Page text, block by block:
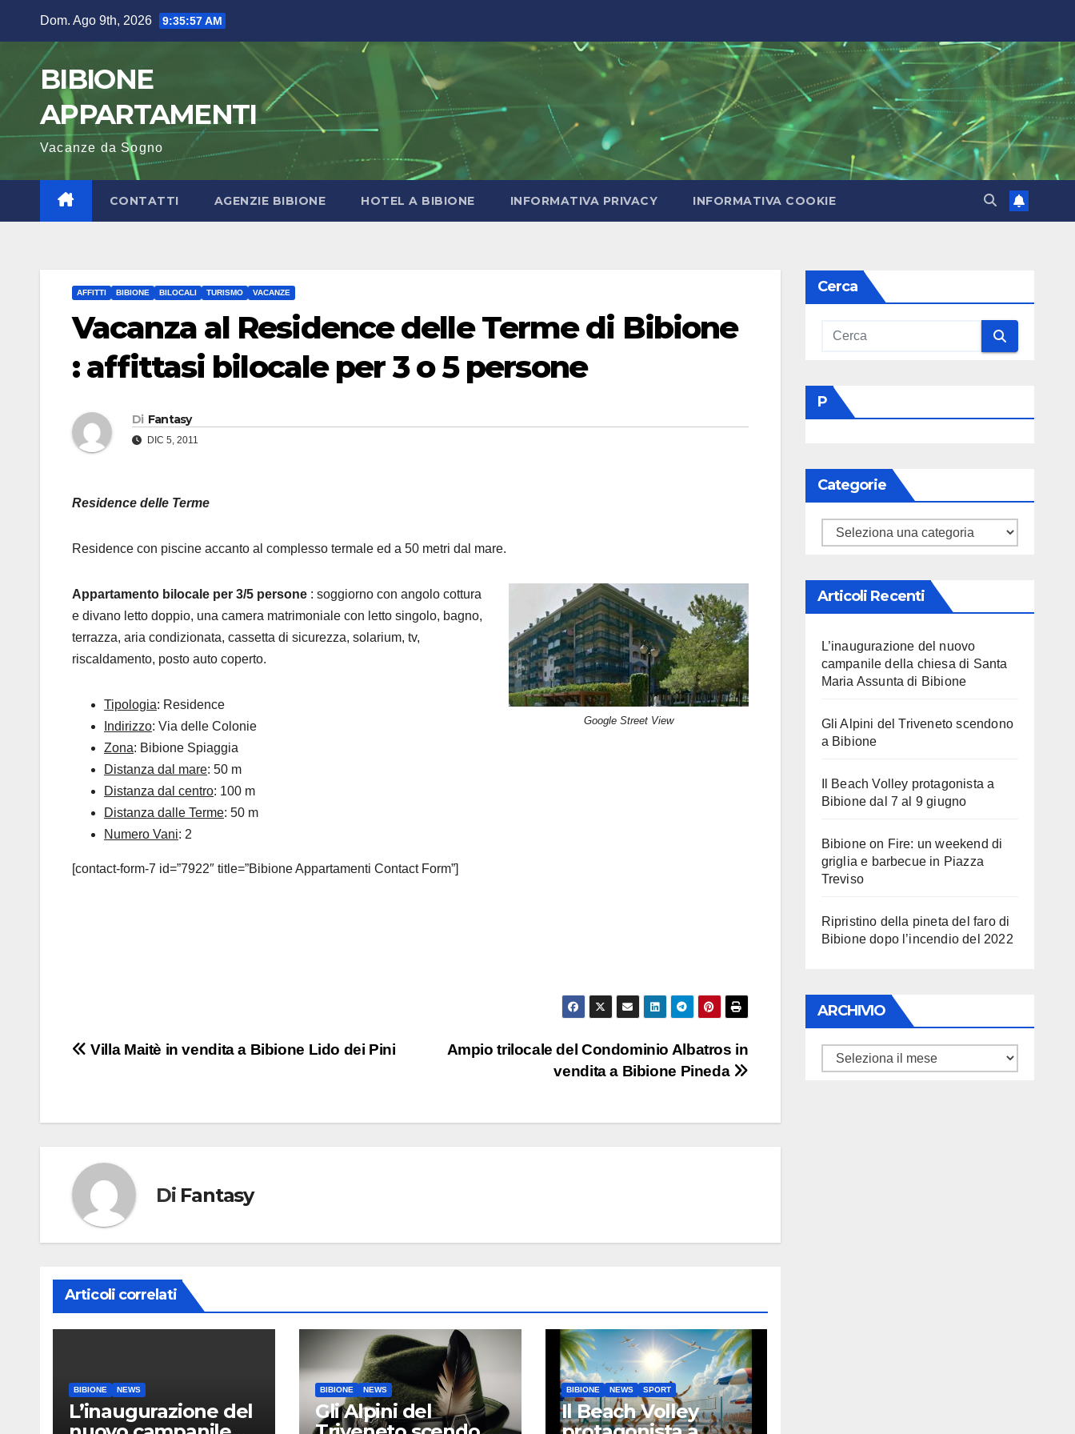
contenuto
Dom. Ago 9th, 2026 9:35:58 AM
BIBIONE
APPARTAMENTI
Vacanze da Sogno
CONTATTI AGENZIE BIBIONE HOTEL A BIBIONE INFORMATIVA PRIVACY INFORMATIVA COOKIE
AFFITTI BIBIONE BILOCALI TURISMO VACANZE
Vacanza al Residence delle Terme di Bibione
: affittasi bilocale per 3 o 5 persone
Di Fantasy
DIC 5, 2011
Residence delle Terme
Residence con piscine accanto al complesso termale ed a 50 metri dal mare.
Google Street View
Appartamento bilocale per 3/5 persone : soggiorno con angolo cottura
e divano letto doppio, una camera matrimoniale con letto singolo, bagno,
terrazza, aria condizionata, cassetta di sicurezza, solarium, tv,
riscaldamento, posto auto coperto.
Tipologia: Residence
Indirizzo: Via delle Colonie
Zona: Bibione Spiaggia
Distanza dal mare: 50 m
Distanza dal centro: 100 m
Distanza dalle Terme: 50 m
Numero Vani: 2
[contact-form-7 id=”7922″ title=”Bibione Appartamenti Contact Form”]
Navigazione
Ampio trilocale del Condominio Albatros in
vendita a Bibione Pineda
Villa Maitè in vendita a Bibione Lido dei Pini
Di Fantasy
Articoli correlati
BIBIONE NEWS
L’inaugurazione del
BIBIONE NEWS
Gli Alpini del
BIBIONE NEWS SPORT
Il Beach Volley
Cerca
P
Categorie
Categorie
Articoli Recenti
L’inaugurazione del nuovo
campanile della chiesa di Santa
Maria Assunta di Bibione
Gli Alpini del Triveneto scendono
a Bibione
Il Beach Volley protagonista a
Bibione dal 7 al 9 giugno
Bibione on Fire: un weekend di
griglia e barbecue in Piazza
Treviso
Ripristino della pineta del faro di
Bibione dopo l’incendio del 2022
ARCHIVIO
ARCHIVIO